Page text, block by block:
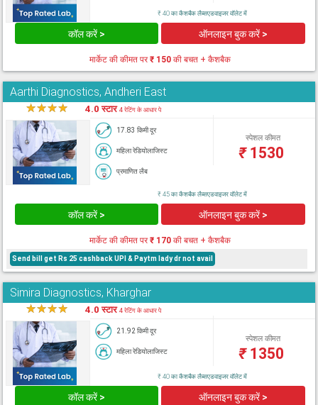
₹ 40 का कैशबैक लैब्सएडवाइजर वॉलेट में
कॉल करें > ऑनलाइन बुक करें >
मार्केट की कीमत पर₹ 150की बचत + कैशबैक
Aarthi Diagnostics, Andheri East
★★★★ 4.0 स्टार4 रेटिंग के आधार पे
17.83 किमी दूर
महिला रेडियोलाजिस्ट
प्रमाणित लैब
स्पेशल कीमत
₹1530
₹ 45 का कैशबैक लैब्सएडवाइजर वॉलेट में
कॉल करें > ऑनलाइन बुक करें >
मार्केट की कीमत पर₹ 170की बचत + कैशबैक
Send bill get Rs 25 cashback UPI & Paytm lady dr not avail
Simira Diagnostics, Kharghar
★★★★ 4.0 स्टार4 रेटिंग के आधार पे
21.92 किमी दूर
महिला रेडियोलाजिस्ट
स्पेशल कीमत
₹1350
₹ 40 का कैशबैक लैब्सएडवाइजर वॉलेट में
कॉल करें > ऑनलाइन बुक करें >